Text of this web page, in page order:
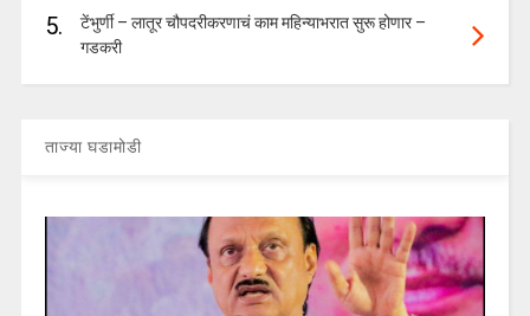
5.
टेंभुर्णी – लातूर चौपदरीकरणाचं काम महिन्याभरात सुरू होणार –
गडकरी
ताज्या घडामोडी